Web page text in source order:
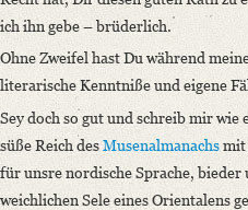
Deinen Brief vom ..... habe ich
Manuscript
Provider: Dresden, Sächsische
OAI Id: DE-611-36905
Classification Number:
Number of Pages: 4 S. auf
Format: 18,5 x 11,4 cm
ich ihn gebe – brüderlich.
Ohne Zweifel hast Du während
literarische Kenntniße und eigene
Sey doch so gut und schreib mir
süße Reich desMusenalmanachsmit
für unsre nordische Sprache,
weichlichen Sele eines Orientalens